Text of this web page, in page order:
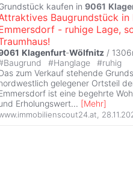
kaufen in 9061
Baugrundstück in
- ruhige Lage,
Klagenfurt-Wölfnitz /
Baugrund #Hanglage #ruhig
zum Verkauf stehende
gelegener Ortsteil
ist eine begehrte
Erholungswert... [Mehr]
,